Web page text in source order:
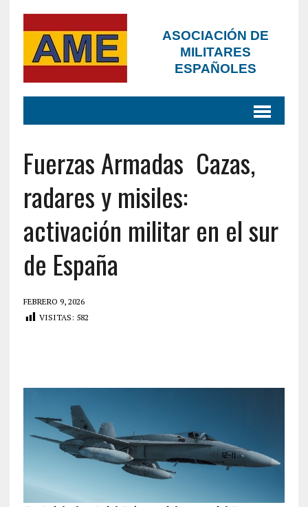
ASOCIACIÓN DE
MILITARES
ESPAÑOLES
Fuerzas Armadas Cazas,
radares y misiles:
activación militar en el sur
de España
FEBRERO 9, 2026
VISITAS: 582